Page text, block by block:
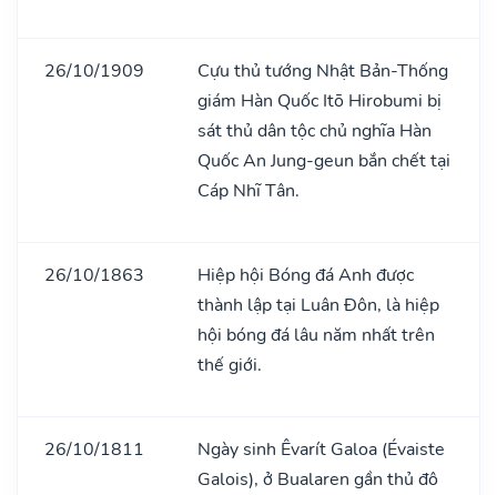
26/10/1909
Cựu thủ tướng Nhật Bản-Thống
giám Hàn Quốc Itō Hirobumi bị
sát thủ dân tộc chủ nghĩa Hàn
Quốc An Jung-geun bắn chết tại
Cáp Nhĩ Tân.
26/10/1863
Hiệp hội Bóng đá Anh được
thành lập tại Luân Đôn, là hiệp
hội bóng đá lâu năm nhất trên
thế giới.
26/10/1811
Ngày sinh Êvarít Galoa (Évaiste
Galois), ở Bualaren gần thủ đô